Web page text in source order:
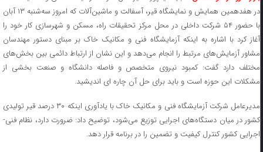
در هفدهمین همایش و نمایشگاه قیر، آسفالت و ماشین‌آلات که امروز سه‌شنبه ۱۳ آبان
با حضور ۵۴ شرکت داخلی در محل مرکز تحقیقات راه، مسکن و شهرسازی کار خود را
آغاز کرد با اشاره به اینکه آزمایشگاه فنی و مکانیک خاک بر مبنای دستور مهندسان
مشاور آزمایش‌های مرتبط را انجام می‌دهد و این نشان از ارتباط دائمی بین بخش‌های
مختلف دارد گفت: کمبود نیروی متخصص و فاصله دانشگاه و صنعت بخشی از
مشکلات این حوزه است و باید برای حل آن چاره ای اندیشید.
مدیرعامل شرکت آزمایشگاه فنی و مکانیک خاک با یادآوری اینکه ۳۰ درصد قیر تولیدی
کشور در میان دستگاه‌های اجرایی توزیع می‌شود، توضیح داد: ضرورت دارد، نظام فنی-
اجرایی کشور کنترل کیفیت و تضمین را در برنامه قرار دهد.